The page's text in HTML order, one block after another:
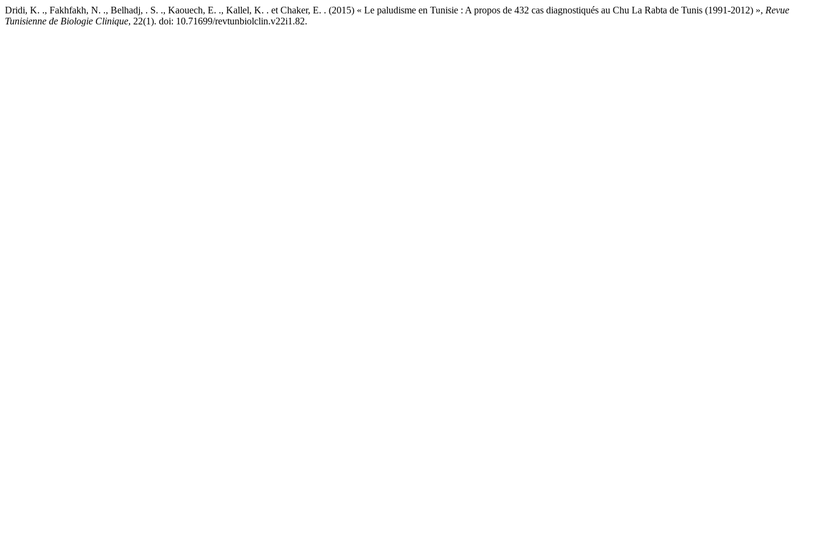
Dridi, K. ., Fakhfakh, N. ., Belhadj, . S. ., Kaouech, E. ., Kallel, K. . et Chaker, E. . (2015) « Le paludisme en Tunisie : A propos de 432 cas diagnostiqués au Chu La Rabta de Tunis (1991-2012) », Revue
Tunisienne de Biologie Clinique, 22(1). doi: 10.71699/revtunbiolclin.v22i1.82.